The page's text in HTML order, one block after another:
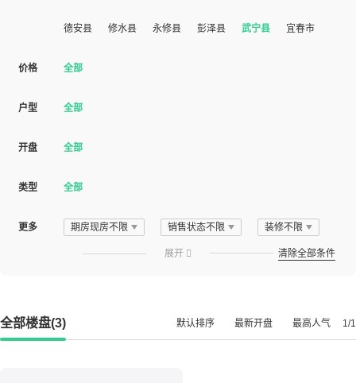
德安县 修水县 永修县 彭泽县 武宁县 宜春市
价格 全部
户型 全部
开盘 全部
类型 全部
更多 期房现房不限 销售状态不限 装修不限
展开  清除全部条件
全部楼盘(3) 1/1
默认排序 最新开盘 最高人气